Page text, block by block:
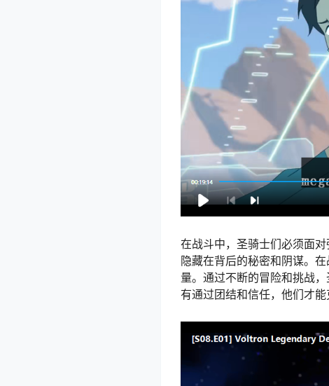
在战斗中，圣骑士们必须面
隐藏在背后的秘密和阴谋。
量。通过不断的冒险和挑战
有通过团结和信任，他们才能